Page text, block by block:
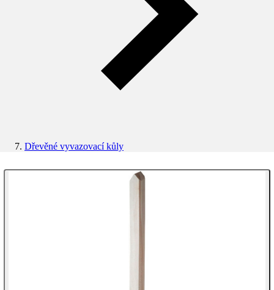
Dřevěné vyvazovací kůly